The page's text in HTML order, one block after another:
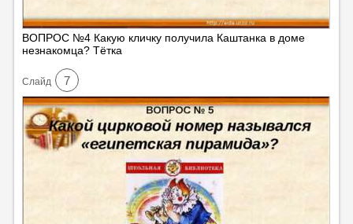
ВОПРОС №4 Какую кличку получила Каштанка в доме
незнакомца? Тётка
Cлайд 7